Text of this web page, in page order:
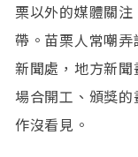
栗以外的媒體關
帶。苗栗人常嘲
新聞處，地方新
場合開工、頒獎
作沒看見。